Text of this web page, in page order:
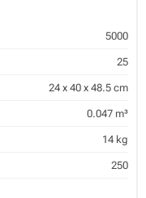
5000
25
24 x 40 x 48.5 cm
0.047 m³
14 kg
250